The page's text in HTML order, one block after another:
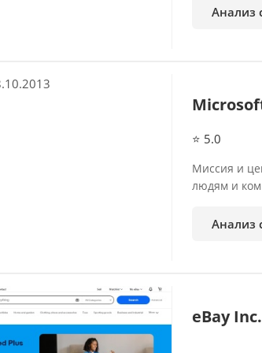
Анализ
⭐ 5.0
Миссия и
людям и
Анализ
eBay Inc.